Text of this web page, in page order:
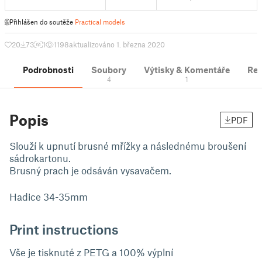
Přihlášen do soutěže Practical models
20 73 1 1198aktualizováno 1. března 2020
Podrobnosti Soubory
4
Výtisky & Komentáře
1
Popis PDF
Slouží k upnutí brusné mřížky a následnému broušení
sádrokartonu.
Brusný prach je odsáván vysavačem.
Hadice 34-35mm
Print instructions
Vše je tisknuté z PETG a 100% výplní